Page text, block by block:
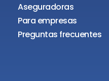
Aseguradoras
Para empresas
Preguntas frecuentes